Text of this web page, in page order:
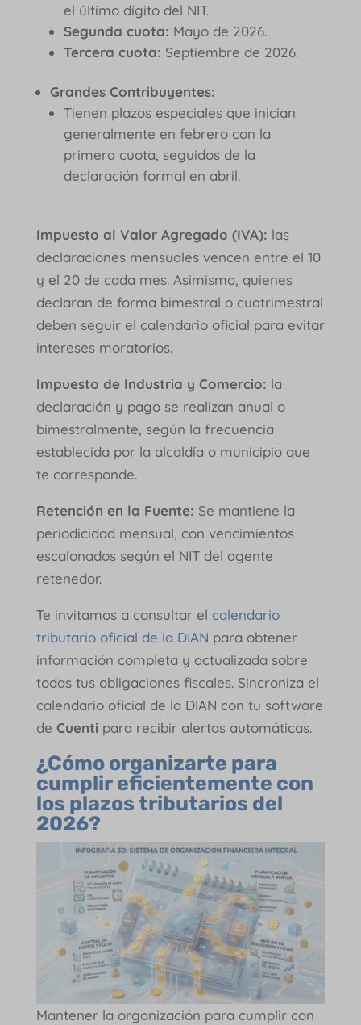
el último dígito del NIT.
Segunda cuota: Mayo de 2026.
Tercera cuota: Septiembre de 2026.
Grandes Contribuyentes:
Tienen plazos especiales que inician
generalmente en febrero con la
primera cuota, seguidos de la
declaración formal en abril.
Impuesto al Valor Agregado (IVA): las
declaraciones mensuales vencen entre el 10
y el 20 de cada mes. Asimismo, quienes
declaran de forma bimestral o cuatrimestral
deben seguir el calendario oficial para evitar
intereses moratorios.
Impuesto de Industria y Comercio: la
declaración y pago se realizan anual o
bimestralmente, según la frecuencia
establecida por la alcaldía o municipio que
te corresponde.
Retención en la Fuente: Se mantiene la
periodicidad mensual, con vencimientos
escalonados según el NIT del agente
retenedor.
Te invitamos a consultar el calendario
tributario oficial de la DIAN para obtener
información completa y actualizada sobre
todas tus obligaciones fiscales. Sincroniza el
calendario oficial de la DIAN con tu software
de Cuenti para recibir alertas automáticas.
¿Cómo organizarte para
cumplir eficientemente con
los plazos tributarios del
2026?
Mantener la organización para cumplir con